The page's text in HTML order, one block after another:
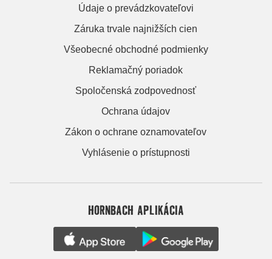
Údaje o prevádzkovateľovi
Záruka trvale najnižších cien
Všeobecné obchodné podmienky
Reklamačný poriadok
Spoločenská zodpovednosť
Ochrana údajov
Zákon o ochrane oznamovateľov
Vyhlásenie o prístupnosti
HORNBACH APLIKÁCIA